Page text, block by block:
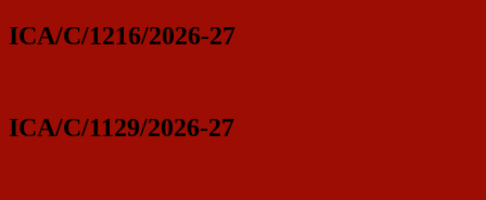
ICA/C/1216/2026-27
ICA/C/1129/2026-27